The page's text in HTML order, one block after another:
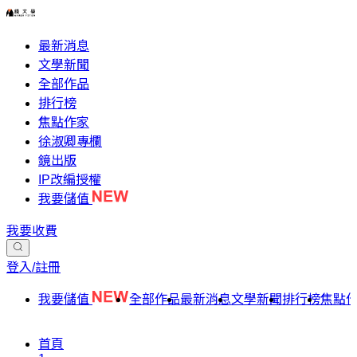
最新消息
文學新聞
全部作品
排行榜
焦點作家
徐淑卿專欄
鏡出版
IP改編授權
我要儲值
我要收費
登入/註冊
我要儲值 全部作品最新消息文學新聞排行榜焦點
首頁